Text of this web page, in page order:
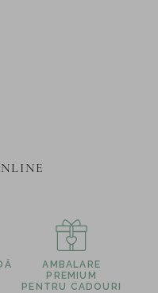
AMBALARE
PREMIUM
PENTRU CADOURI